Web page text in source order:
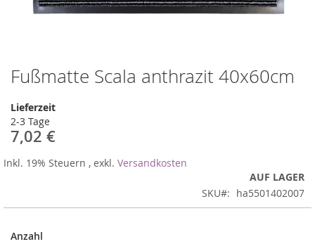
Fußmatte Scala anthrazit 40x60cm
Lieferzeit
2-3 Tage
7,02 €
Inkl. 19% Steuern , exkl. Versandkosten
AUF LAGER
SKU
ha5501402007
Anzahl
Zum
Anfang
der
Bildergalerie
springen